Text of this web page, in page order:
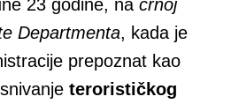
23 godine, nacrnoj
Departmenta, kada je
prepoznat kao
terorističkog